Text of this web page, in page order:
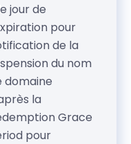
jour de
pour
de la
du nom
domaine
la
Grace
pour